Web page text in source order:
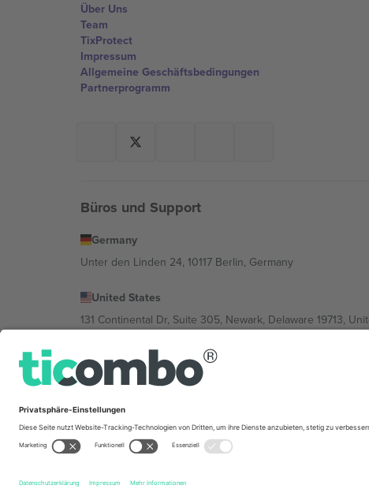
Über Uns
Team
TixProtect
Impressum
Allgemeine Geschäftsbedingungen
Partnerprogramm
Büros und Support
Germany
Unter den Linden 24, 10117 Berlin, Germany
United States
131 Continental Dr, Suite 305, Newark, Delaware 19713,
Bulgaria
Regus Sofia City West, bul Totleben 53-55, 1606 Sofia,
Mexico
Av Chapultepec 360, Roma Norte, Cuauhtémoc, 06700
im Impressum und in den Allgemeinen